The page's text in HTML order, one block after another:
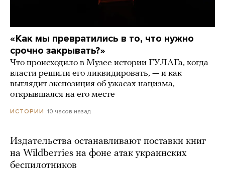
«Как мы превратились в то, что нужно
срочно закрывать?»
Что происходило в Музее истории ГУЛАГа, когда
власти решили его ликвидировать, — и как
выглядит экспозиция об ужасах нацизма,
открывшаяся на его месте
ИСТОРИИ 10 часов назад
Издательства останавливают поставки книг
на Wildberries на фоне атак украинских
беспилотников